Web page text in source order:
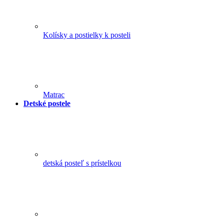
Kolísky a postielky k posteli
Matrac
Detské postele
detská posteľ s prístelkou